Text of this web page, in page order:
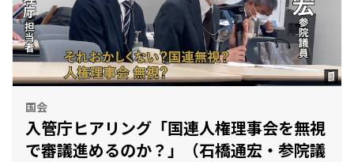
国会
入管庁ヒアリング「国連人権理事会を無視
で審議進めるのか？」（石橋通宏・参院議